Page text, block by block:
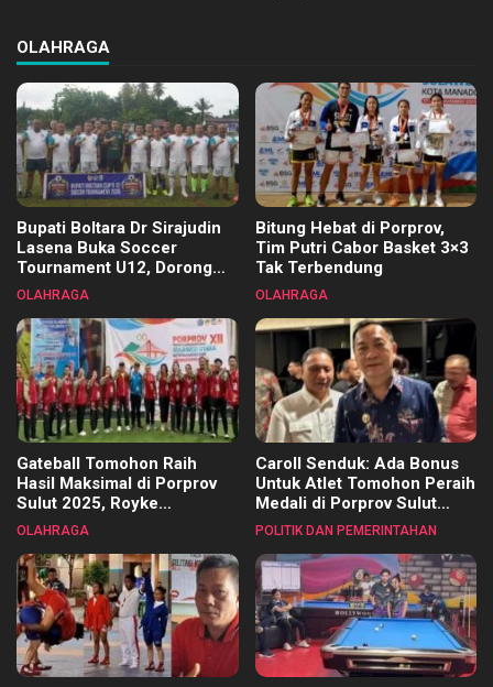
OLAHRAGA
Bupati Boltara Dr Sirajudin
Lasena Buka Soccer
Tournament U12, Dorong
Pembinaan Merata di Setiap
OLAHRAGA
Bitung Hebat di Porprov,
Tim Putri Cabor Basket 3×3
Tak Terbendung
OLAHRAGA
Gateball Tomohon Raih
Hasil Maksimal di Porprov
Sulut 2025, Royke
Tangkawarouw Ucapkan
OLAHRAGA
Caroll Senduk: Ada Bonus
Untuk Atlet Tomohon Peraih
Medali di Porprov Sulut
2025
POLITIK DAN PEMERINTAHAN